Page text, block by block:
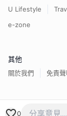
0
U Lifestyle
e-zone
其他
關於我們 免責聲
香港經濟日報版權所